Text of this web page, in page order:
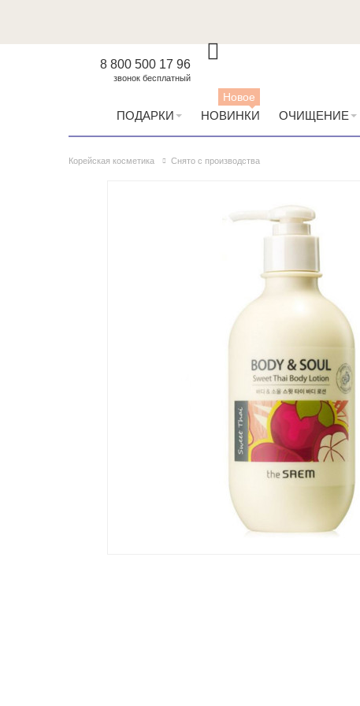
8 800 500 17 96
звонок бесплатный
ПОДАРКИ НОВИНКИ
Новое
ОЧИЩЕНИЕ
Корейская косметика Снято с производства